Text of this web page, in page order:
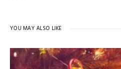
YOU MAY ALSO LIKE